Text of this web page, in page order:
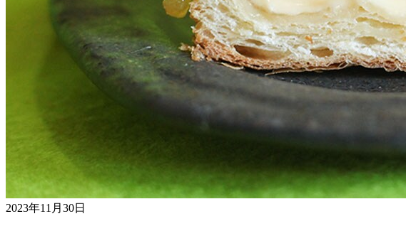
2023年11月30日